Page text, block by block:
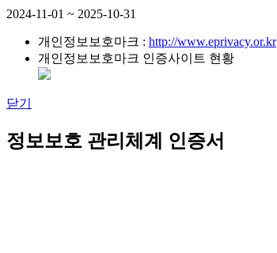
2024-11-01 ~ 2025-10-31
개인정보보호마크 : http://www.eprivacy.or.kr
개인정보보호마크 인증사이트 현황
닫기
정보보호 관리체계 인증서